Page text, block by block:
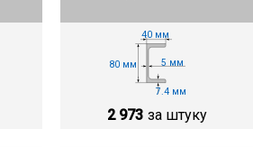
40 мм
80 мм 5 мм
7.4 мм
2 973 за штуку